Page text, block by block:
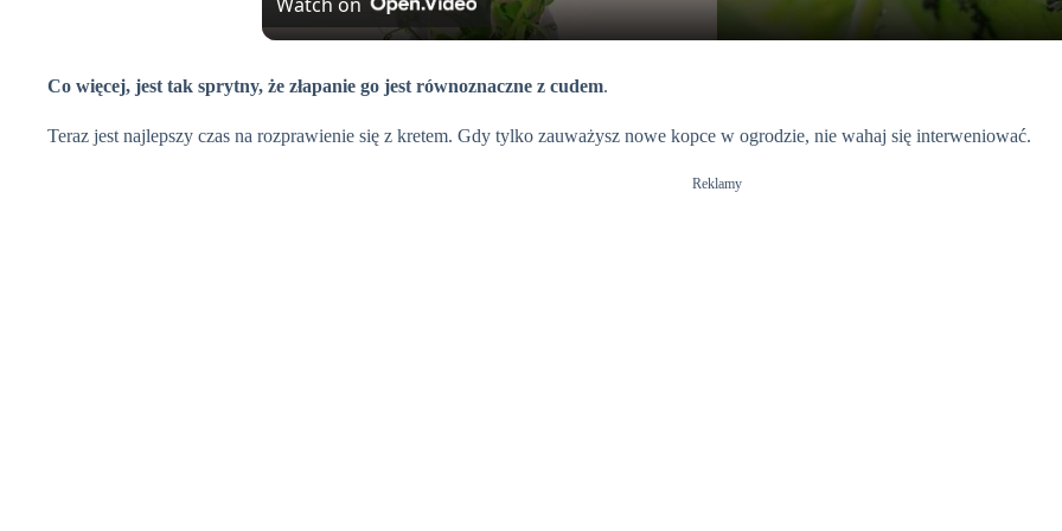
y
i
Co więcej, jest tak sprytny, że złapanie go jest równoznaczne z cudem.
Teraz jest najlepszy czas na rozprawienie się z kretem. Gdy tylko zauważysz nowe kopce w ogrodzie, nie wahaj się interweniować.
Reklamy